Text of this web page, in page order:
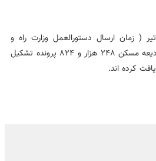
مدیر اداره اعتبارات تصریح کرد: بر اساس این گزارش، از تاریخ ۶ تیر ( زمان ارسال دستورالعمل وزارت راه و
شهرسازی و ابلاغ به بانک ها ) تا 14 اسفندماه نیز در قبال تسهیلات ودیعه مسکن 248 هزار و 824 پرونده تشکیل